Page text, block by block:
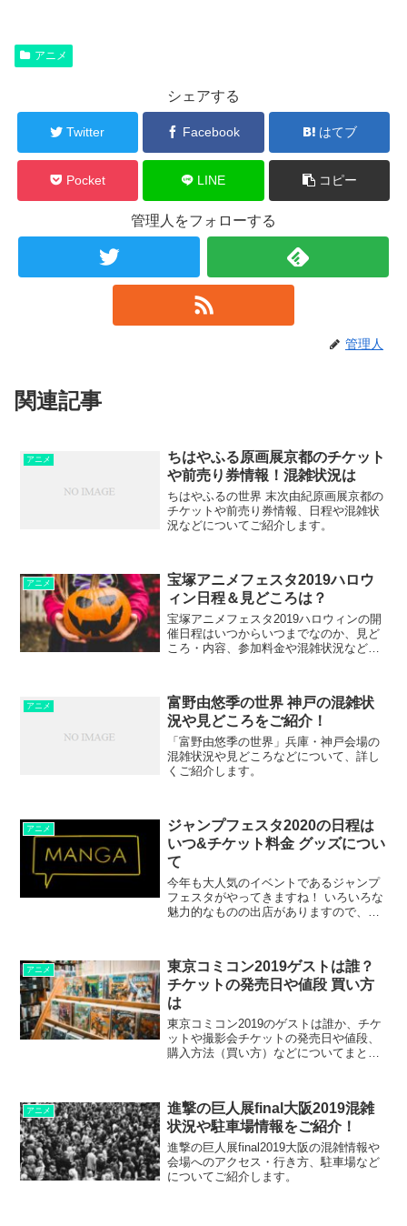
アニメ
シェアする
Twitter Facebook はてブ
Pocket LINE コピー
管理人をフォローする
管理人
関連記事
アニメ
ちはやふる原画展京都のチケット
や前売り券情報！混雑状況は
ちはやふるの世界 末次由紀原画展京都の
チケットや前売り券情報、日程や混雑状
況などについてご紹介します。
アニメ
宝塚アニメフェスタ2019ハロウ
ィン日程＆見どころは？
宝塚アニメフェスタ2019ハロウィンの開
催日程はいつからいつまでなのか、見ど
ころ・内容、参加料金や混雑状況などに
アニメ
富野由悠季の世界 神戸の混雑状
況や見どころをご紹介！
「富野由悠季の世界」兵庫・神戸会場の
混雑状況や見どころなどについて、詳し
くご紹介します。
アニメ
ジャンプフェスタ2020の日程は
いつ&チケット料金 グッズについ
て
今年も大人気のイベントであるジャンプ
フェスタがやってきますね！ いろいろな
魅力的なものの出店がありますので、絶
ないように詳細を確認しなければなりま
せん。 そんなジャン...
アニメ
東京コミコン2019ゲストは誰？
チケットの発売日や値段 買い方
は
東京コミコン2019のゲストは誰か、チケ
ットや撮影会チケットの発売日や値段、
購入方法（買い方）などについてまとめ
アニメ
進撃の巨人展final大阪2019混雑
状況や駐車場情報をご紹介！
進撃の巨人展final2019大阪の混雑情報や
会場へのアクセス・行き方、駐車場など
についてご紹介します。